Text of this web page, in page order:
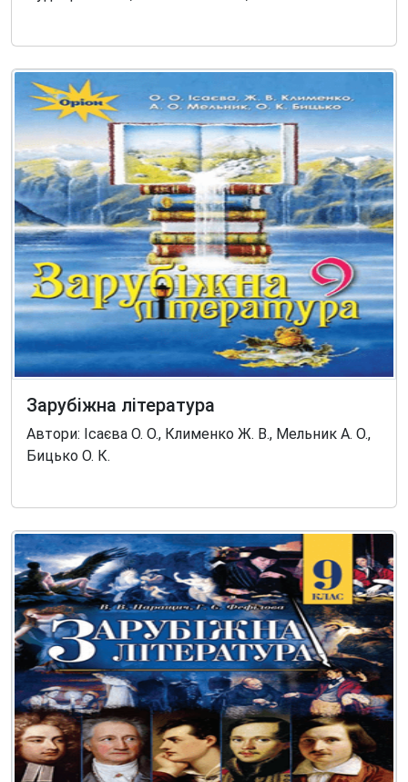
Зарубіжна література
Автори: Ісаєва О. О., Клименко Ж. В., Мельник А. О.,
Бицько О. К.